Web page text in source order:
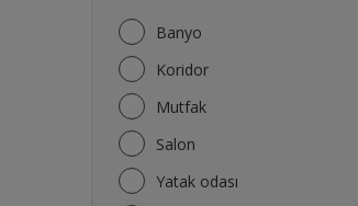
Banyo
Koridor
Mutfak
Salon
Yatak odası